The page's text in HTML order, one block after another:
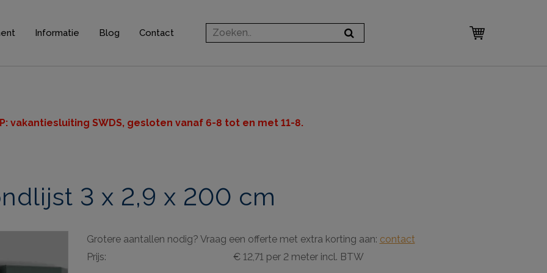
Informatie Blog Contact
vakantiesluiting SWDS, gesloten vanaf 6-8 tot en met 11-8.
3 x 2,9 x 200 cm
Grotere aantallen nodig? Vraag een offerte met extra korting aan: contact
Prijs:
€ 12,71 per 2 meter incl. BTW